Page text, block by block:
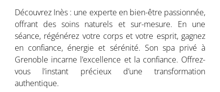
Découvrez Inès : une experte en bien-être passionnée,
offrant des soins naturels et sur-mesure. En une
séance, régénérez votre corps et votre esprit, gagnez
en confiance, énergie et sérénité. Son spa privé à
Grenoble incarne l’excellence et la confiance. Offrez-
vous l’instant précieux d’une transformation
authentique.